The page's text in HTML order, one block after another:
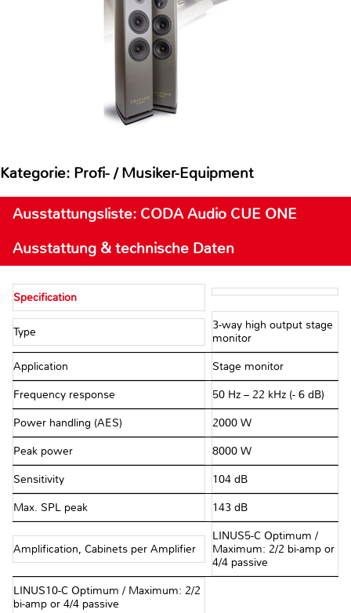
Kategorie: Profi- / Musiker-Equipment
Ausstattungsliste: CODA Audio CUE ONE
Ausstattung & technische Daten
Specification
Type
3-way high output stage
monitor
Application Stage monitor
Frequency response 50 Hz – 22 kHz (- 6 dB)
Power handling (AES) 2000 W
Peak power 8000 W
Sensitivity 104 dB
Max. SPL peak 143 dB
Amplification, Cabinets per Amplifier
LINUS5-C Optimum /
Maximum: 2/2 bi-amp or
4/4 passive
LINUS10-C Optimum / Maximum: 2/2
bi-amp or 4/4 passive